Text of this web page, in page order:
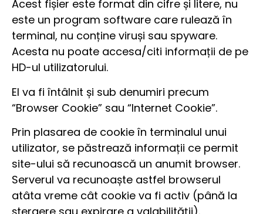
Acest fișier este format din cifre și litere, nu
este un program software care rulează în
terminal, nu conține viruși sau spyware.
Acesta nu poate accesa/citi informații de pe
HD-ul utilizatorului.
El va fi întâlnit și sub denumiri precum
“Browser Cookie” sau “Internet Cookie”.
Prin plasarea de cookie în terminalul unui
utilizator, se păstrează informații ce permit
site-ului să recunoască un anumit browser.
Serverul va recunoaște astfel browserul
atâta vreme cât cookie va fi activ (până la